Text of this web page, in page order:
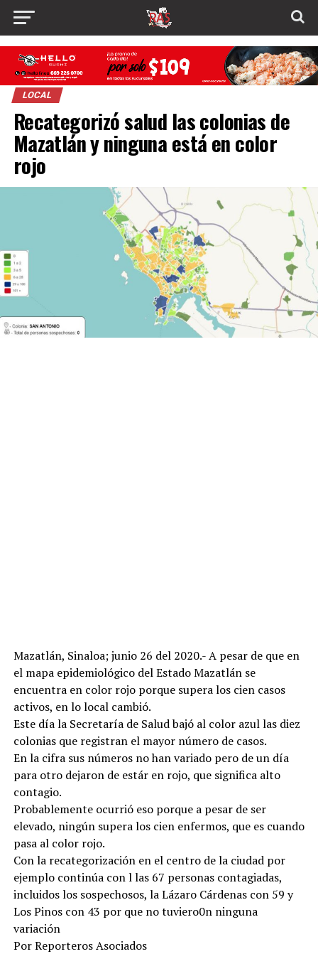
LOCAL
Recategorizó salud las colonias de
Mazatlán y ninguna está en color
rojo
Mazatlán, Sinaloa; junio 26 del 2020.- A pesar de que en
el mapa epidemiológico del Estado Mazatlán se
encuentra en color rojo porque supera los cien casos
activos, en lo local cambió.
Este día la Secretaría de Salud bajó al color azul las diez
colonias que registran el mayor número de casos.
En la cifra sus números no han variado pero de un día
para otro dejaron de estár en rojo, que significa alto
contagio.
Probablemente ocurrió eso porque a pesar de ser
elevado, ningún supera los cien enfermos, que es cuando
pasa al color rojo.
Con la recategorización en el centro de la ciudad por
ejemplo continúa con l las 67 personas contagiadas,
incluidos los sospechosos, la Lázaro Cárdenas con 59 y
Los Pinos con 43 por que no tuviero0n ninguna
variación
Por Reporteros Asociados